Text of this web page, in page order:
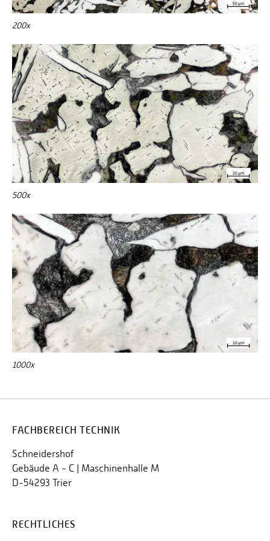
200x
500x
1000x
FACHBEREICH TECHNIK
Schneidershof
Gebäude A - C | Maschinenhalle M
D-54293 Trier
RECHTLICHES